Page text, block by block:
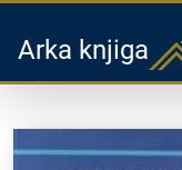
Arka knjiga